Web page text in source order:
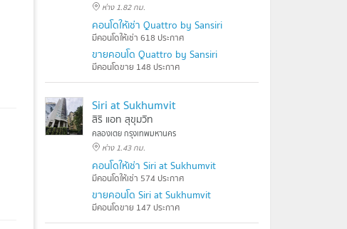
ห่าง 1.82 กม.
คอนโดให้เช่า Quattro by Sansiri
มีคอนโดให้เช่า 618 ประกาศ
ขายคอนโด Quattro by Sansiri
มีคอนโดขาย 148 ประกาศ
Siri at Sukhumvit
สิริ แอท สุขุมวิท
คลองเตย กรุงเทพมหานคร
ห่าง 1.43 กม.
คอนโดให้เช่า Siri at Sukhumvit
มีคอนโดให้เช่า 574 ประกาศ
ขายคอนโด Siri at Sukhumvit
มีคอนโดขาย 147 ประกาศ